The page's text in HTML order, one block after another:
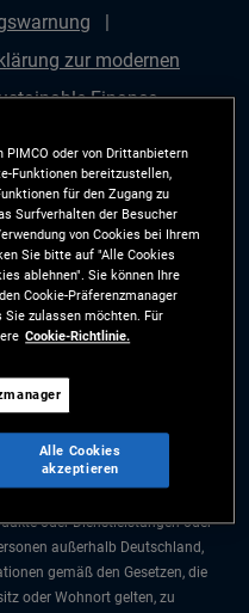
zur modernen
Finance
Cookie-Präferenzmanager
ausschließlich für Deutsche
dürfen nicht als
sollten vor einer
nur Bürgern dieser
oder Dienstleistungen oder
außerhalb Deutschland,
gemäß den Gesetzen, die
oder Wohnort gelten, zu
PIMCO oder von Drittanbietern
Funktionen bereitzustellen,
für den Zugang zu
Surfverhalten der Besucher
von Cookies bei Ihrem
Sie bitte auf "Alle Cookies
ablehnen". Sie können Ihre
Cookie-Präferenzmanager
Sie zulassen möchten. Für
Cookie-Richtlinie.
Alle Cookies
akzeptieren